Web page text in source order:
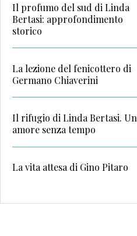
Il profumo del sud di Linda
Bertasi: approfondimento
storico
La lezione del fenicottero di
Germano Chiaverini
Il rifugio di Linda Bertasi. Un
amore senza tempo
La vita attesa di Gino Pitaro